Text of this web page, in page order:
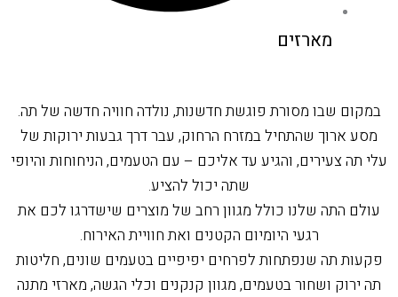
מארזים
במקום שבו מסורת פוגשת חדשנות, נולדה חוויה חדשה של תה.
מסע ארוך שהתחיל במזרח הרחוק, עבר דרך גבעות ירוקות של
עלי תה צעירים, והגיע עד אליכם – עם הטעמים, הניחוחות והיופי
שתה יכול להציע.
עולם התה שלנו כולל מגוון רחב של מוצרים שישדרגו לכם את
רגעי היומיום הקטנים ואת חוויית האירוח.
פקעות תה שנפתחות לפרחים יפיפיים בטעמים שונים, חליטות
תה ירוק ושחור בטעמים, מגוון קנקנים וכלי הגשה, מארזי מתנה